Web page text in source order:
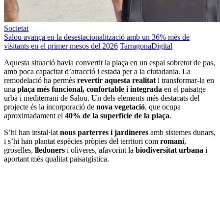
Societat
Salou avança en la desestacionalització amb un 36% més de
visitants en el primer mesos del 2026 TarragonaDigital
Aquesta situació havia convertit la plaça en un espai sobretot de pas,
amb poca capacitat d’atracció i estada per a la ciutadania. La
remodelació ha permès revertir aquesta realitati transformar-la en
una plaça més funcional, confortable i integrada en el paisatge
urbà i mediterrani de Salou. Un dels elements més destacats del
projecte és la incorporació de nova vegetació, que ocupa
aproximadament el 40% de la superfície de la plaça.
S’hi han instal·latnous parterres i jardineres amb sistemes dunars,
i s’hi han plantat espècies pròpies del territori com romaní,
groselles, lledoners i oliveres, afavorint la biodiversitat urbana i
aportant més qualitat paisatgística.